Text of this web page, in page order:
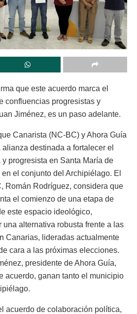
que este acuerdo marca el
confluencias progresistas y
Jiménez, es un paso adelante.
Canarista (NC-BC) y Ahora Guía
destinada a fortalecer el
progresista en Santa María de
el conjunto del Archipiélago. El
Román Rodríguez, considera que
el comienzo de una etapa de
este espacio ideológico,
una alternativa robusta frente a las
Canarias, lideradas actualmente
cara a las próximas elecciones.
presidente de Ahora Guía,
acuerdo, ganan tanto el municipio
acuerdo de colaboración política,